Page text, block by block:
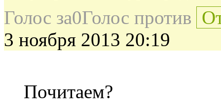
Голос за0Голос против
3 ноября 2013 20:19
Почитаем?